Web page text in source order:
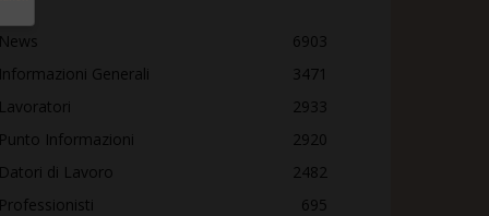
News
6903
Informazioni Generali
3471
Lavoratori
2933
Punto Informazioni
2920
Datori di Lavoro
2482
Professionisti
695